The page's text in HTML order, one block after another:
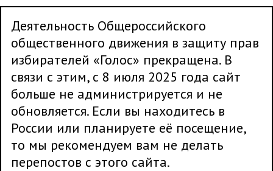
Деятельность Общероссийского
общественного движения в защиту прав
избирателей «Голос» прекращена. В
связи с этим, с 8 июля 2025 года сайт
больше не администрируется и не
обновляется. Если вы находитесь в
России или планируете её посещение,
то мы рекомендуем вам не делать
перепостов с этого сайта.